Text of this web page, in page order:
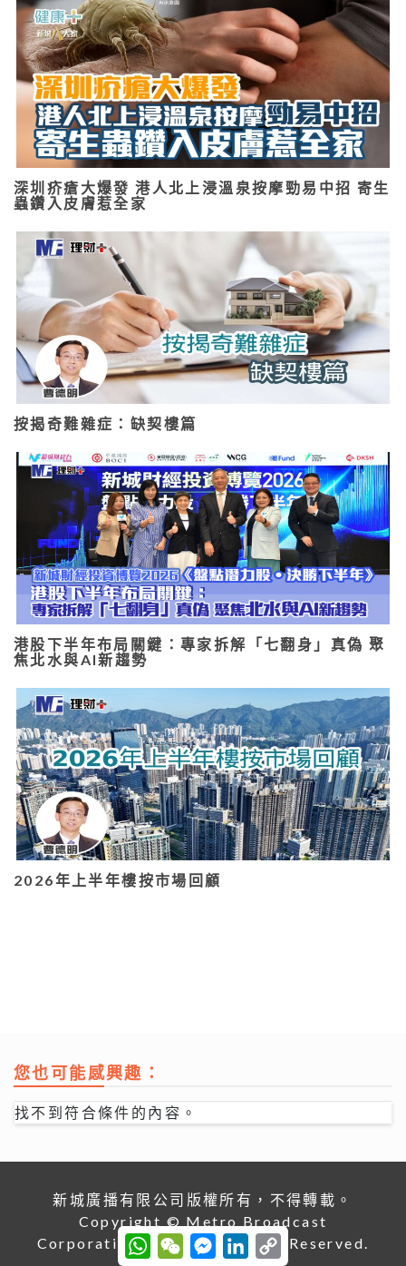
深圳疥瘡大爆發 港人北上浸溫泉按摩勁易中招 寄生
蟲鑽入皮膚惹全家
按揭奇難雜症：缺契樓篇
港股下半年布局關鍵：專家拆解「七翻身」真偽 聚
焦北水與AI新趨勢
2026年上半年樓按市場回顧
您也可能感興趣：
找不到符合條件的內容。
新城廣播有限公司版權所有，不得轉載。
Copyright © Metro Broadcast
Corporation Limited. All right Reserved.
W
h
W
e
M
e
L
C
o